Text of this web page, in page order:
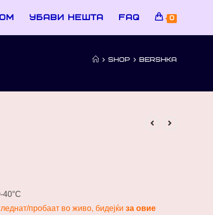
убави нешта faq 0
> SHOP > BERSHKA
пробаат во живо, бидејќи за овие